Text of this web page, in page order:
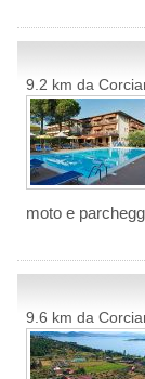
9.2 km da
moto e
9.6 km da